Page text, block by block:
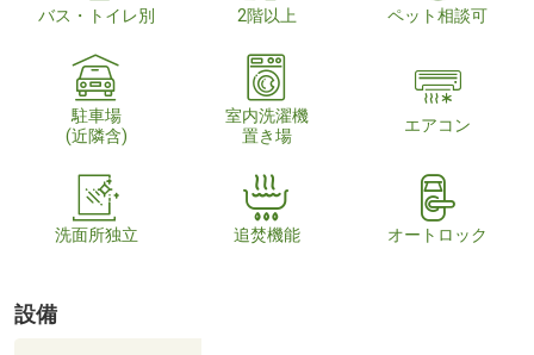
バス・トイレ別 2階以上 ペット相談可
駐車場
(近隣含)
室内洗濯機
置き場
エアコン
洗面所独立 追焚機能 オートロック
設備